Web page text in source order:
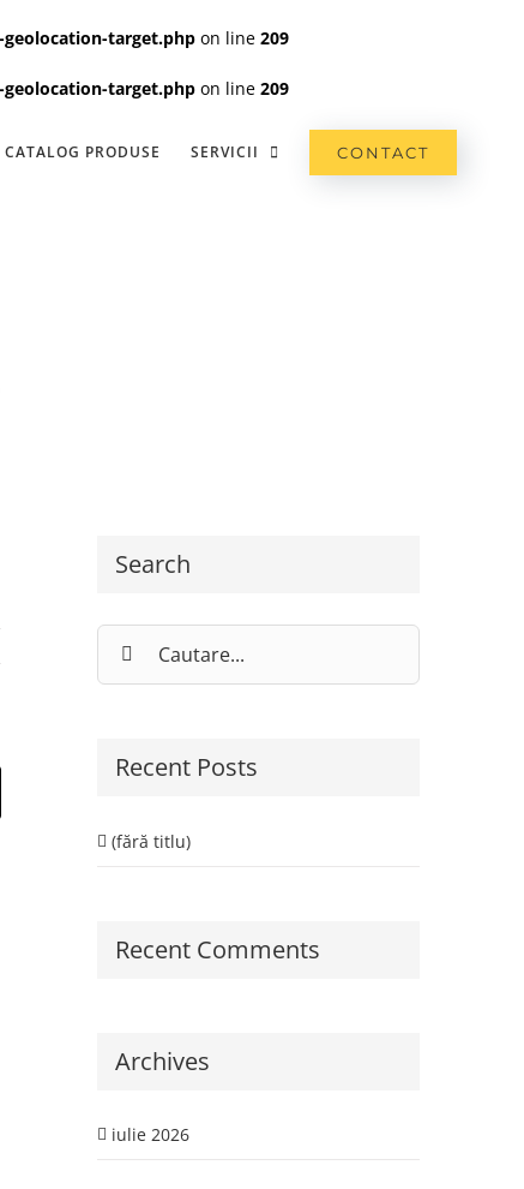
target.php on line 209
target.php on line 209
CATALOG PRODUSE SERVICII CONTACT
Search
Recent Posts
(fără titlu)
Recent Comments
Archives
iulie 2026